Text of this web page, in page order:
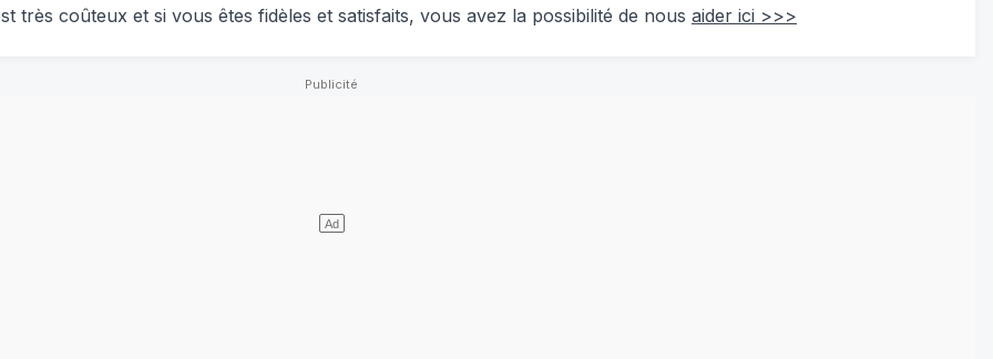
très coûteux et si vous êtes fidèles et satisfaits, vous avez la possibilité de nous aider ici >>>